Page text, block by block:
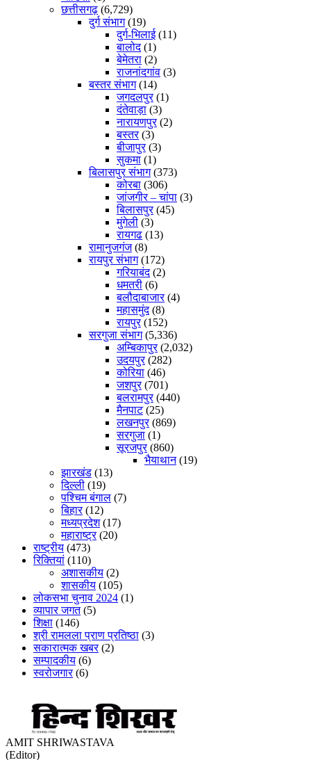
छत्तीसगढ़ (6,729)
दुर्ग संभाग(19)
दुर्ग-भिलाई(11)
बालोद(1)
बेमेतरा (2)
राजनांदगांव (3)
बस्तर संभाग(14)
जगदलपुर(1)
दंतेवाड़ा (3)
नारायणपुर(2)
बस्तर(3)
बीजापुर(3)
सुकमा (1)
बिलासपुर संभाग(373)
कोरबा (306)
जांजगीर – चांपा (3)
बिलासपुर(45)
मुंगेली (3)
रायगढ (13)
रामानुजगंज(8)
रायपुर संभाग(172)
गरियाबंद(2)
धमतरी (6)
बलौदाबाजार(4)
महासमुंद(8)
रायपुर(152)
सरगुजा संभाग(5,336)
अम्बिकापुर(2,032)
उदयपुर(282)
कोरिया (46)
जशपुर(701)
बलरामपुर(440)
मैनपाट(25)
लखनपुर(869)
सरगुजा (1)
सूरजपुर(860)
भैयाथान(19)
झारखंड (13)
दिल्ली (19)
पश्चिम बंगाल (7)
बिहार(12)
मध्यप्रदेश(17)
महाराष्ट्र(20)
राष्ट्रीय (473)
रिक्तियां (110)
अशासकीय (2)
शासकीय (105)
लोकसभा चुनाव 2024 (1)
व्यापार जगत(5)
शिक्षा (146)
श्री रामलला प्राण प्रतिष्ठा (3)
सकारात्मक खबर(2)
सम्पादकीय (6)
स्वरोजगार(6)
AMIT SHRIWASTAVA
(Editor)